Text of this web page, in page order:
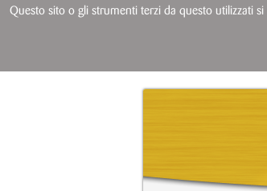
Questo sito o gli strumenti terzi da questo utilizzati